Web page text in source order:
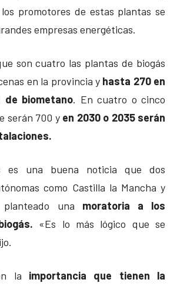
promotores de estas plantas se
empresas energéticas.
son cuatro las plantas de biogás
en la provincia y hasta 270 en
de biometano. En cuatro o cinco
serán 700 y en 2030 o 2035 serán
es una buena noticia que dos
como Castilla la Mancha y
una moratoria a los
«Es lo más lógico que se
la importancia que tienen la